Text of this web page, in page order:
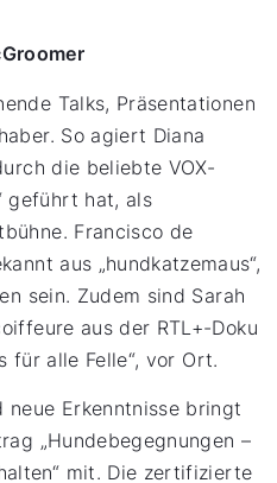
Talks, Präsentationen
So agiert Diana
die beliebte VOX-
geführt hat, als
Francisco de
aus „hundkatzemaus“,
sein. Zudem sind Sarah
aus der RTL+-Doku
für alle Felle“, vor Ort.
neue Erkenntnisse bringt
„Hundebegegnungen –
mit. Die zertifizierte